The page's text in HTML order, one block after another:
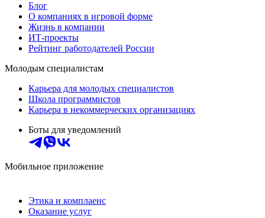
Блог
О компаниях в игровой форме
Жизнь в компании
ИТ-проекты
Рейтинг работодателей России
Молодым специалистам
Карьера для молодых специалистов
Школа программистов
Карьера в некоммерческих организациях
Боты для уведомлений
Мобильное приложение
Этика и комплаенс
Оказание услуг